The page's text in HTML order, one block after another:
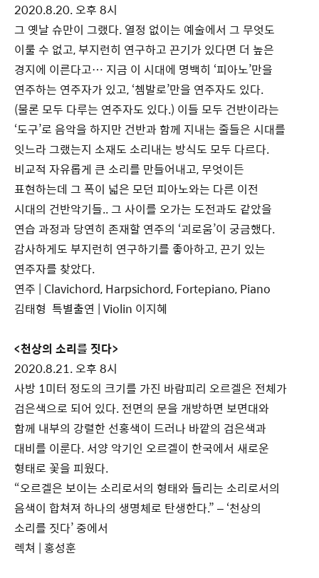
2020.8.20. 오후 8시
그 옛날 슈만이 그랬다. 열정 없이는 예술에서 그 무엇도
이룰 수 없고, 부지런히 연구하고 끈기가 있다면 더 높은
경지에 이른다고… 지금 이 시대에 명백히 ‘피아노’만을
연주하는 연주자가 있고, ‘쳄발로’만을 연주자도 있다.
(물론 모두 다루는 연주자도 있다.) 이들 모두 건반이라는
‘도구’로 음악을 하지만 건반과 함께 지내는 줄들은 시대를
잇느라 그랬는지 소재도 소리내는 방식도 모두 다르다.
비교적 자유롭게 큰 소리를 만들어내고, 무엇이든
표현하는데 그 폭이 넓은 모던 피아노와는 다른 이전
시대의 건반악기들.. 그 사이를 오가는 도전과도 같았을
연습 과정과 당연히 존재할 연주의 ‘괴로움’이 궁금했다.
감사하게도 부지런히 연구하기를 좋아하고, 끈기 있는
연주자를 찾았다.
연주 | Clavichord, Harpsichord, Fortepiano, Piano
김태형 특별출연 | Violin 이지혜
<천상의 소리를 짓다>
2020.8.21. 오후 8시
사방 1미터 정도의 크기를 가진 바람피리 오르겔은 전체가
검은색으로 되어 있다. 전면의 문을 개방하면 보면대와
함께 내부의 강렬한 선홍색이 드러나 바깥의 검은색과
대비를 이룬다. 서양 악기인 오르겔이 한국에서 새로운
형태로 꽃을 피웠다.
“오르겔은 보이는 소리로서의 형태와 들리는 소리로서의
음색이 합쳐져 하나의 생명체로 탄생한다.” – ‘천상의
소리를 짓다’ 중에서
렉쳐 | 홍성훈